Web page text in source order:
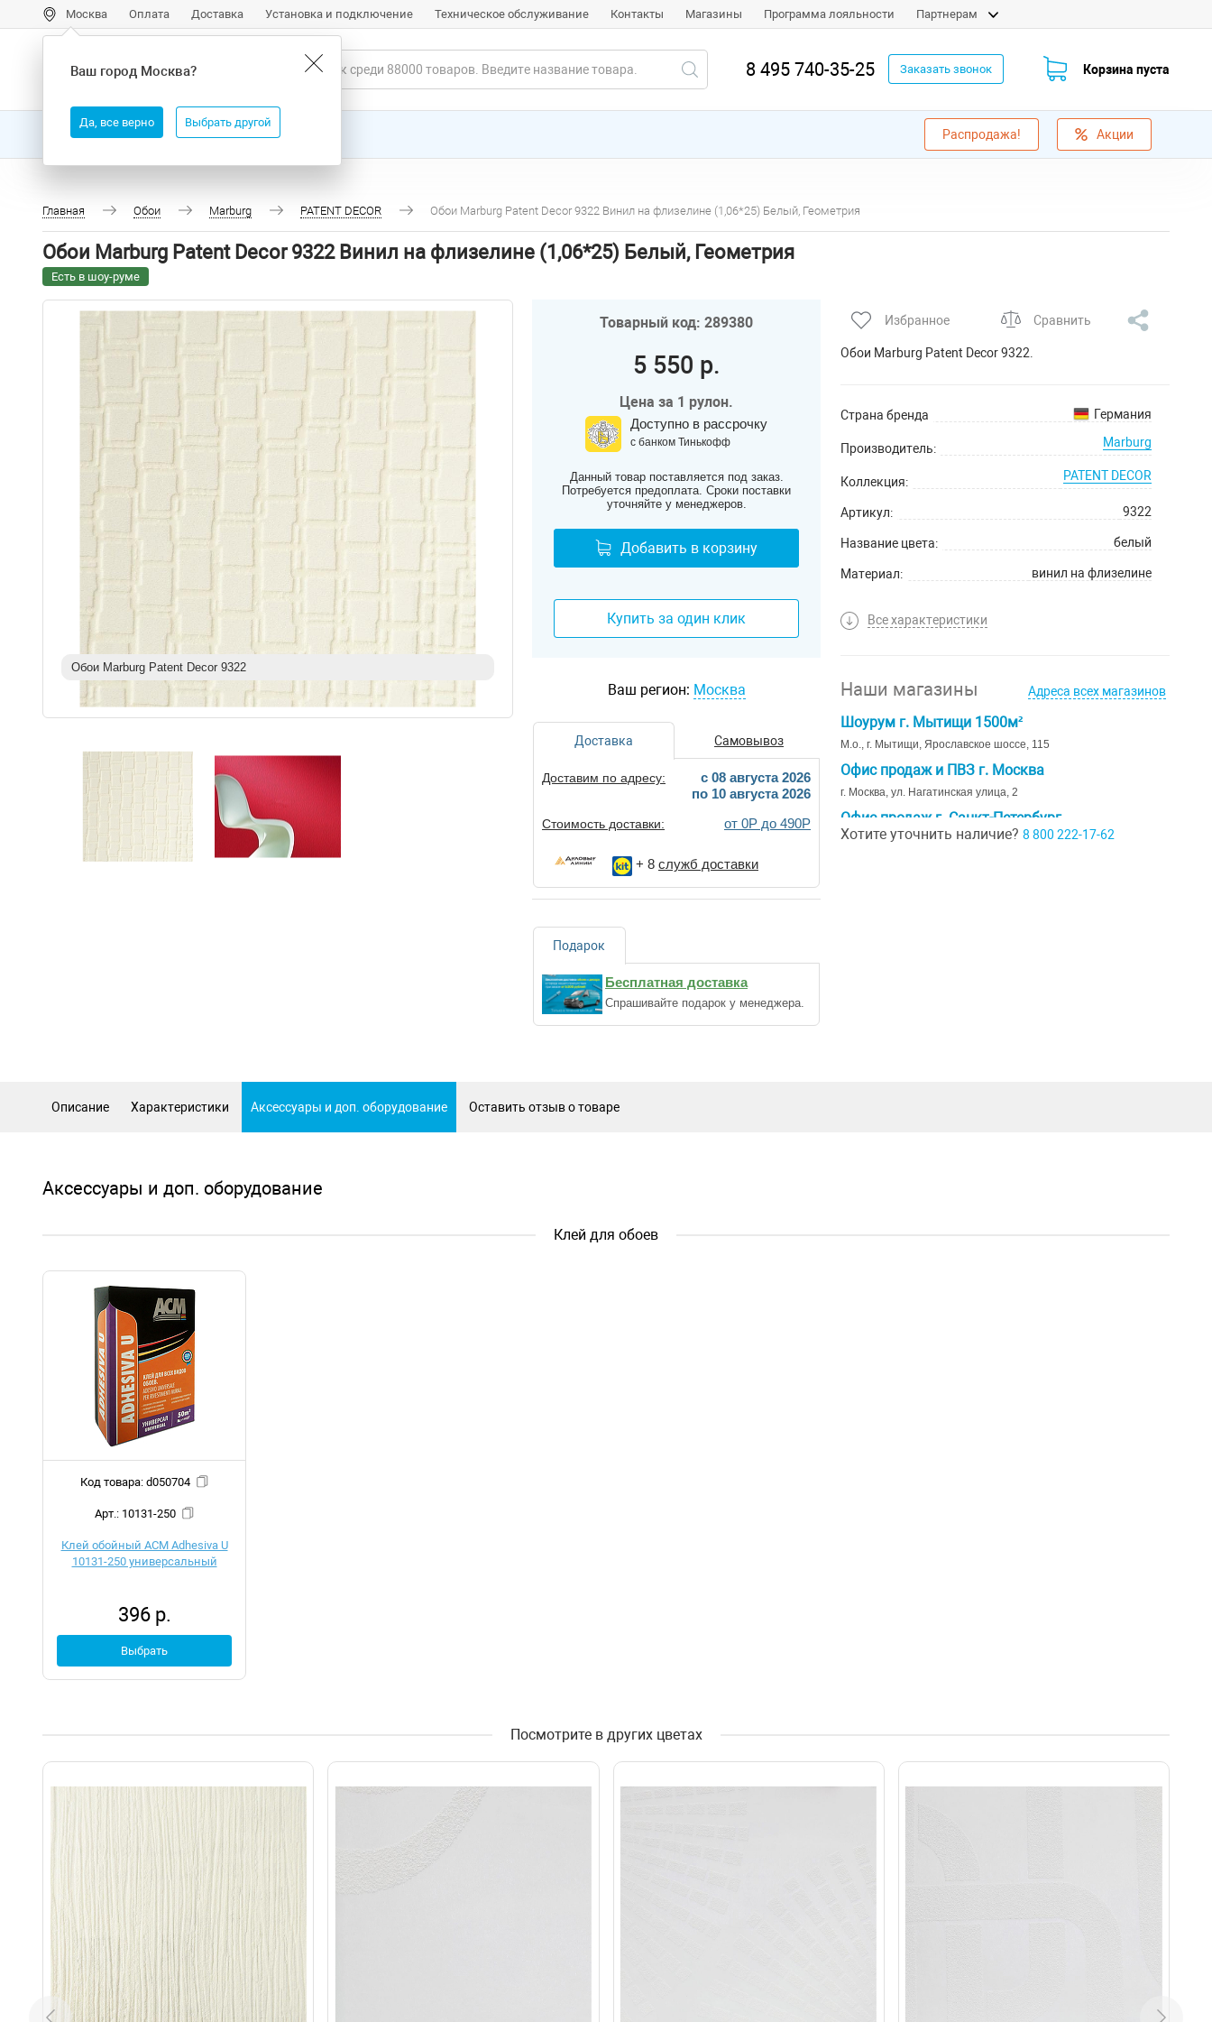
Ваш город Москва?
Да, все верно Выбрать другой
Москва Оплата Доставка Установка и подключение Техническое обслуживание Контакты Магазины Программа лояльности Партнерам
8 495 740-35-25 Заказать звонок Корзина пуста
Все товары Бренды Распродажа! Акции
Главная Обои Marburg PATENT DECOR Обои Marburg Patent Decor 9322 Винил на флизелине (1,06*25) Белый, Геометрия
Обои Marburg Patent Decor 9322 Винил на флизелине (1,06*25) Белый, Геометрия
Есть в шоу-руме
Обои Marburg Patent Decor 9322
Товарный код: 289380
5 550 р.
Цена за 1 рулон.
Доступно в рассрочку
с банком Тинькофф
Данный товар поставляется под заказ.
Потребуется предоплата. Сроки поставки
уточняйте у менеджеров.
Добавить в корзину
Купить за один клик
Ваш регион: Москва
Доставка Самовывоз
Доставим по адресу:
c 08 августа 2026
по 10 августа 2026
Стоимость доставки: от 0Р до 490Р
+ 8 служб доставки
Подарок
Бесплатная доставка
Спрашивайте подарок у менеджера.
Избранное Сравнить
Обои Marburg Patent Decor 9322.
Страна бренда Германия
Производитель: Marburg
Коллекция: PATENT DECOR
Артикул: 9322
Название цвета: белый
Материал: винил на флизелине
Все характеристики
Наши магазины Адреса всех магазинов
Шоурум г. Мытищи 1500м²
М.о., г. Мытищи, Ярославское шоссе, 115
Офис продаж и ПВЗ г. Москва
г. Москва, ул. Нагатинская улица, 2
Офис продаж г. Санкт-Петербург
г. Санкт-Петербург, ул. Ивана Черных д. 29
Хотите уточнить наличие? 8 800 222-17-62
Описание Характеристики Аксессуары и доп. оборудование Оставить отзыв о товаре
Аксессуары и доп. оборудование
Клей для обоев
Код товара: d050704
Арт.: 10131-250
Клей обойный ACM Adhesiva U
10131-250 универсальный
396 р.
Выбрать
Посмотрите в других цветах